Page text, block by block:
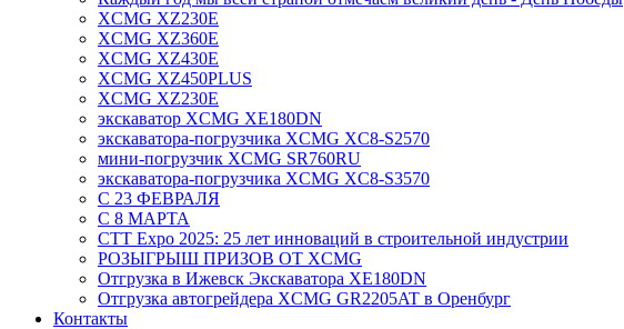
XCMG XZ230E
XCMG XZ360E
XCMG XZ430E
XCMG XZ450PLUS
XCMG XZ230E
экскаватор XCMG XE180DN
экскаватора-погрузчика XCMG XC8-S2570
мини-погрузчик XCMG SR760RU
экскаватора-погрузчика XCMG XC8-S3570
С 23 ФЕВРАЛЯ
С 8 МАРТА
CTT Expo 2025: 25 лет инноваций в строительной индустрии
РОЗЫГРЫШ ПРИЗОВ ОТ XCMG
Отгрузка в Ижевск Экскаватора XE180DN
Отгрузка автогрейдера XCMG GR2205AT в Оренбург
Контакты